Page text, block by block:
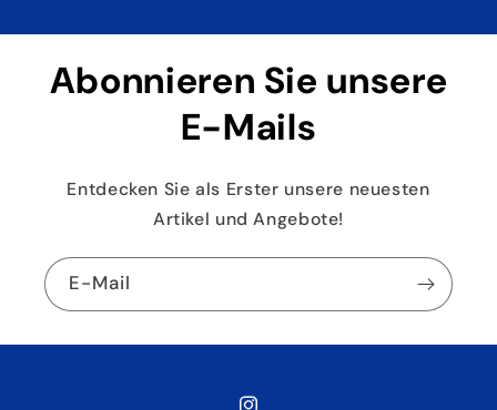
Abonnieren Sie unsere
E-Mails
Entdecken Sie als Erster unsere neuesten
Artikel und Angebote!
E-Mail